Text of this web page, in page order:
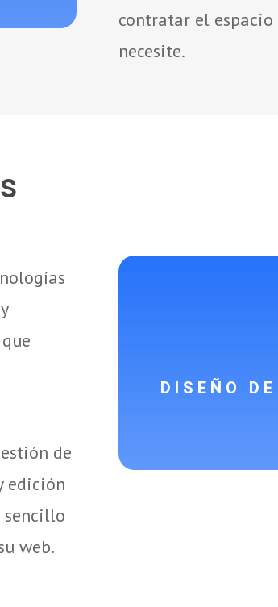
contratar el espacio
necesite.
de
edición
sencillo
web.
DISEÑO